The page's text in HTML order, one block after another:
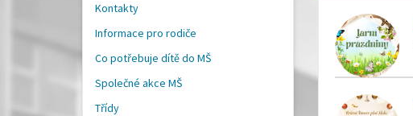
Kontakty
Informace pro rodiče
Co potřebuje dítě do MŠ
Společné akce MŠ
Třídy